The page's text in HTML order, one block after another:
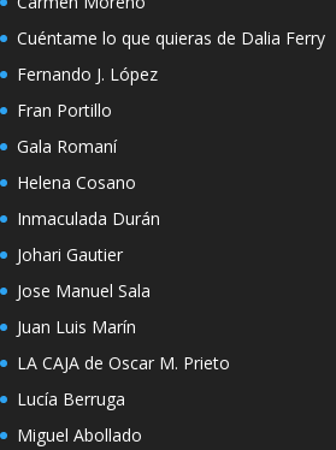
Cuéntame lo que quieras de Dalia Ferry
Fernando J. López
Fran Portillo
Gala Romaní
Helena Cosano
Inmaculada Durán
Johari Gautier
Jose Manuel Sala
Juan Luis Marín
LA CAJA de Oscar M. Prieto
Lucía Berruga
Miguel Abollado